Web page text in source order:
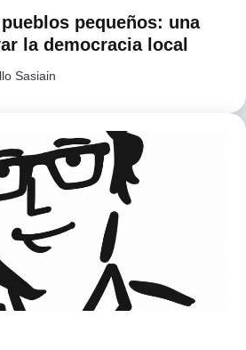
pequeños: una
la democracia local
Sasiain